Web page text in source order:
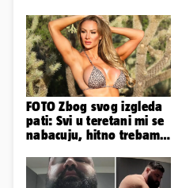
FOTO Zbog svog izgleda
pati: Svi u teretani mi se
nabacuju, hitno trebam